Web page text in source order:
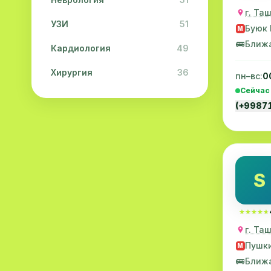
УЗИ 51
Кардиология 49
Хирургия 36
Физиотерапия 31
M Буюк
🚌
пн–вс:
S
★★★★★
★★★★★
г.
M
🚌